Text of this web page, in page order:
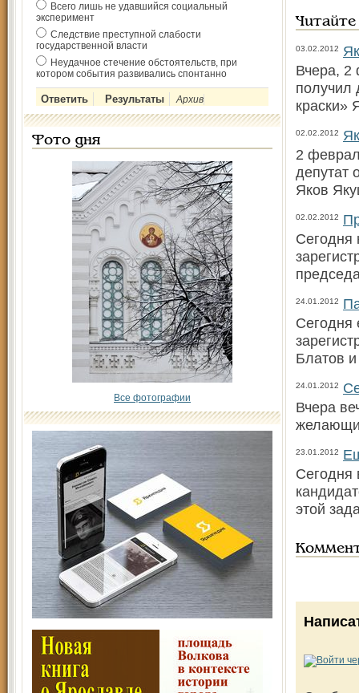
Всего лишь не удавшийся социальный
эксперимент
Следствие преступной слабости
государственной власти
Неудачное стечение обстоятельств, при
котором события развивались спонтанно
Архив
Фото дня
Все фотографии
03.02.2012
Вчера, 2
получил
краски»
02.02.2012
2
депутат
Яков
02.02.2012
Сегодня
24.01.2012
Сегодня
Блатов
24.01.2012
Вчера
23.01.2012
Сегодня
этой